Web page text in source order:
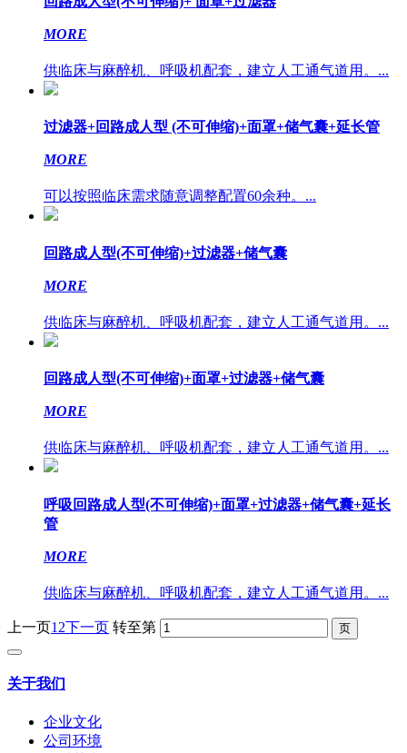
MORE
供临床与麻醉机、呼吸机配套，建立人工通气道用。...
过滤器+回路成人型 (不可伸缩)+面罩+储气囊+延长管
MORE
可以按照临床需求随意调整配置60余种。...
回路成人型(不可伸缩)+过滤器+储气囊
MORE
供临床与麻醉机、呼吸机配套，建立人工通气道用。...
回路成人型(不可伸缩)+面罩+过滤器+储气囊
MORE
供临床与麻醉机、呼吸机配套，建立人工通气道用。...
呼吸回路成人型(不可伸缩)+面罩+过滤器+储气囊+延长
管
MORE
供临床与麻醉机、呼吸机配套，建立人工通气道用。...
上一页1 2下一页 转至第
关于我们
企业文化
公司环境